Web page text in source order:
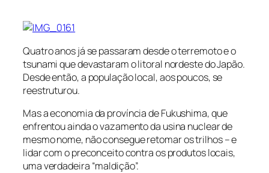
Quatro anos já se passaram desde o terremoto e o
tsunami que devastaram o litoral nordeste do Japão.
Desde então, a população local, aos poucos, se
reestruturou.
Mas a economia da província de Fukushima, que
enfrentou ainda o vazamento da usina nuclear de
mesmo nome, não consegue retomar os trilhos – e
lidar com o preconceito contra os produtos locais,
uma verdadeira “maldição”.